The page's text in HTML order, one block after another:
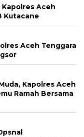
Aceh
Kutacane
Aceh Tenggara
Kapolres Aceh
Ramah Bersama